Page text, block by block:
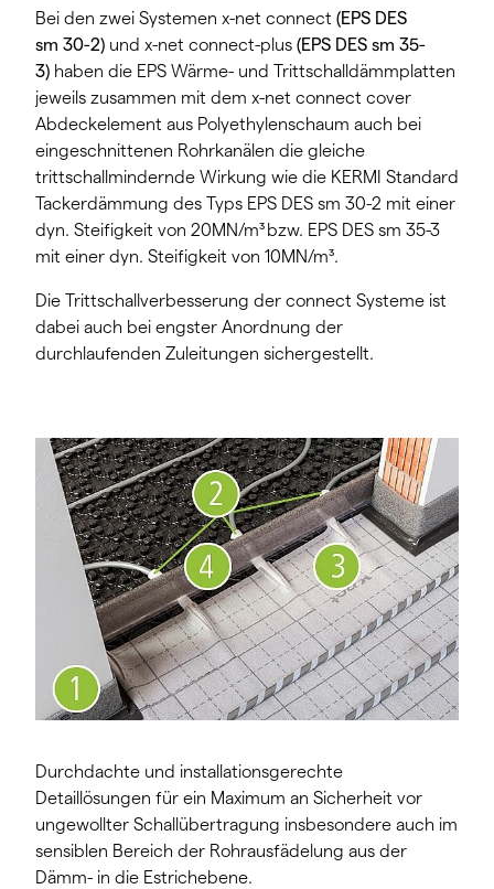
Bei den zwei Systemen x-net connect (EPS DES
sm 30-2) und x-net connect-plus (EPS DES sm 35-
3) haben die EPS Wärme- und Trittschalldämmplatten
jeweils zusammen mit dem x-net connect cover
Abdeckelement aus Polyethylenschaum auch bei
eingeschnittenen Rohrkanälen die gleiche
trittschallmindernde Wirkung wie die KERMI Standard
Tackerdämmung des Typs EPS DES sm 30-2 mit einer
dyn. Steifigkeit von 20MN/m³ bzw. EPS DES sm 35-3
mit einer dyn. Steifigkeit von 10MN/m³.
Die Trittschallverbesserung der connect Systeme ist
dabei auch bei engster Anordnung der
durchlaufenden Zuleitungen sichergestellt.
Durchdachte und installationsgerechte
Detaillösungen für ein Maximum an Sicherheit vor
ungewollter Schallübertragung insbesondere auch im
sensiblen Bereich der Rohrausfädelung aus der
Dämm- in die Estrichebene.